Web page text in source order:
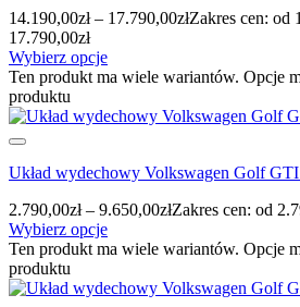
14.190,00zł – 17.790,00złZakres cen: od
17.790,00zł
Wybierz opcje
Ten produkt ma wiele wariantów. Opcje
produktu
Układ wydechowy Volkswagen Golf
2.790,00zł – 9.650,00złZakres cen: od
Wybierz opcje
Ten produkt ma wiele wariantów. Opcje
produktu